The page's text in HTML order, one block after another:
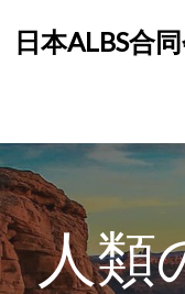
日本ALBS合
人類